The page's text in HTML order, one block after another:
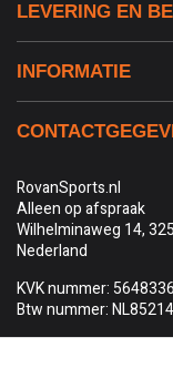
LEVERING EN
INFORMATIE
RovanSports.nl
Alleen op afspraak
Wilhelminaweg 14,
Nederland
KVK nummer:
Btw nummer: